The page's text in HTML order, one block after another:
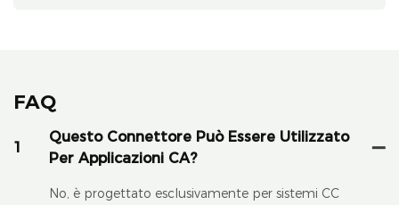
FAQ
1
Questo Connettore Può Essere Utilizzato
Per Applicazioni CA?
No, è progettato esclusivamente per sistemi CC